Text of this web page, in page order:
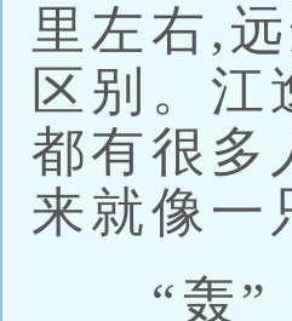
里左右,
区别。
都有很多
来就像一
“轰”